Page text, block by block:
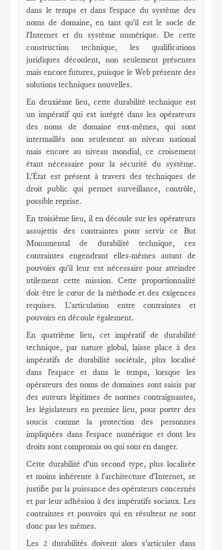
dans le temps et dans l'espace du système des
noms de domaine, en tant qu'il est le socle de
l'Internet et du système numérique. De cette
construction technique, les qualifications
juridiques découlent, non seulement présentes
mais encore futures, puisque le Web présente des
solutions techniques nouvelles.
En deuxième lieu, cette durabilité technique est
un impératif qui est intégré dans les opérateurs
des noms de domaine eux-mêmes, qui sont
intermaillés non seulement au niveau national
mais encore au niveau mondial, ce croisement
étant nécessaire pour la sécurité du système.
L'État est présent à travers des techniques de
droit public qui permet surveillance, contrôle,
possible reprise.
En troisième lieu, il en découle sur les opérateurs
assujettis des contraintes pour servir ce But
Monumental de durabilité technique, ces
contraintes engendrant elles-mêmes autant de
pouvoirs qu'il leur est nécessaire pour atteindre
utilement cette mission. Cette proportionnalité
doit être le cœur de la méthode et des exigences
requises. L'articulation entre contraintes et
pouvoirs en découle également.
En quatrième lieu, cet impératif de durabilité
technique, par nature global, laisse place à des
impératifs de durabilité sociétale, plus localisé
dans l'espace et dans le temps, lorsque les
opérateurs des noms de domaines sont saisis par
des auteurs légitimes de normes contraignantes,
les législateurs en premier lieu, pour porter des
soucis comme la protection des personnes
impliquées dans l'espace numérique et dont les
droits sont compromis ou qui sont en danger.
Cette durabilité d'un second type, plus localisée
et moins inhérente à l'architecture d'Internet, se
justifie par la puissance des opérateurs concernés
et par leur adhésion à des impératifs sociaux. Les
contraintes et pouvoirs qui en résultent ne sont
donc pas les mêmes.
Les 2 durabilités doivent alors s'articuler dans